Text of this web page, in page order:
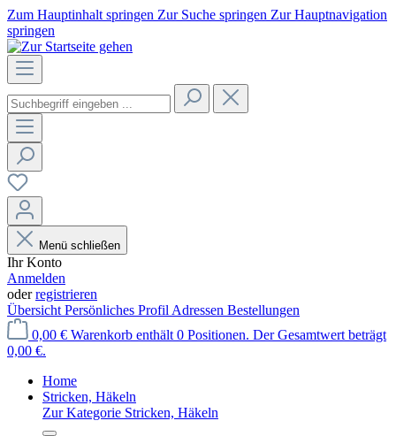
Zum Hauptinhalt springen Zur Suche springen Zur Hauptnavigation
springen
Menü schließen
Ihr Konto
Anmelden
oderregistrieren
Übersicht Persönliches Profil Adressen Bestellungen
0,00 € Warenkorb enthält 0 Positionen. Der Gesamtwert beträgt
0,00 €.
Home
Stricken, Häkeln
Zur Kategorie Stricken, Häkeln